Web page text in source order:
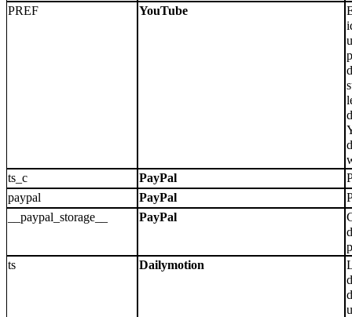
PREF
YouTube
ts_c
PayPal
paypal
PayPal
__paypal_storage__
PayPal
ts
Dailymotion